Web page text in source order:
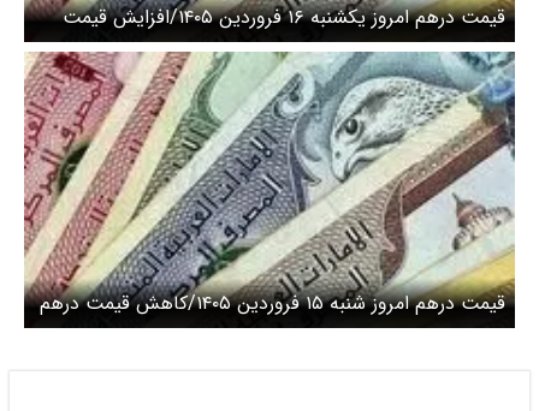
قیمت درهم امروز یکشنبه ۱۶ فروردین ۱۴۰۵/افزایش قیمت
درهم
قیمت درهم امروز شنبه ۱۵ فروردین ۱۴۰۵/کاهش قیمت درهم